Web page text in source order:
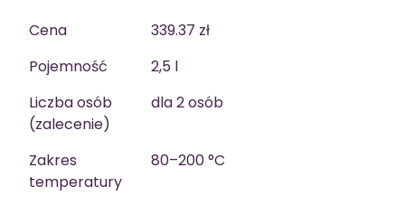
Cena
339.37 zł
Pojemność
2,5 l
Liczba osób
(zalecenie)
dla 2 osób
Zakres
temperatury
80–200 °C